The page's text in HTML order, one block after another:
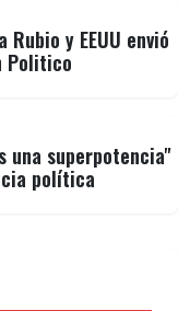
y EEUU envió
Politico
una superpotencia"
política